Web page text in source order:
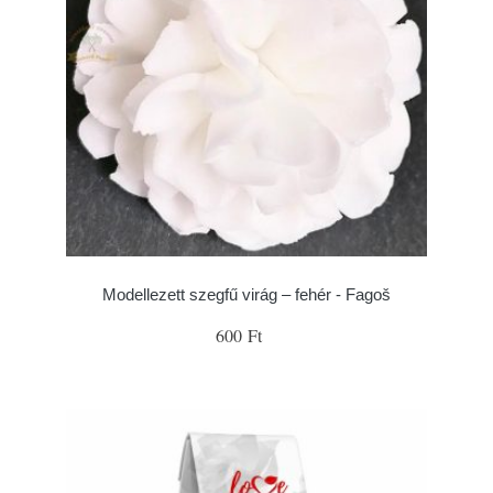
Modellezett szegfű virág – fehér - Fagoš
600 Ft